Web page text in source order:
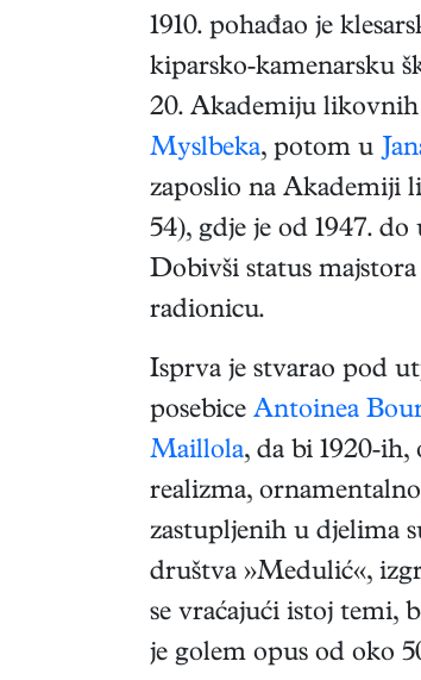
1910. pohađao je
kiparsko-kamenarsku
20. Akademiju
Myslbeka, potom u
zaposlio na Akademiji
54), gdje je od 1947.
Dobivši status
radionicu.
Isprva je stvarao pod
posebice Antoinea
Maillola, da bi 1920-ih,
realizma,
zastupljenih u djelima
društva »Medulić«,
se vraćajući istoj temi,
je golem opus od oko